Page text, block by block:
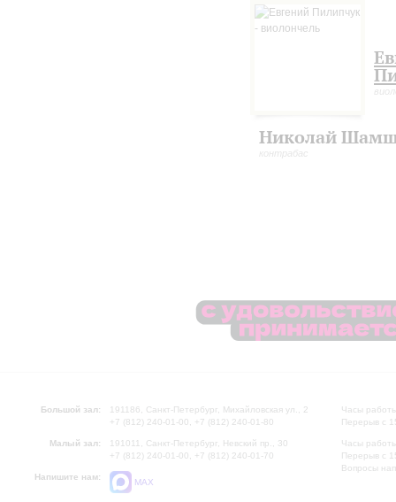
Николай
контрабас
Большой зал:
191186, Санкт-Петербург, Михайловская ул., 2
+7 (812) 240-01-00, +7 (812) 240-01-80
Малый зал:
191011, Санкт-Петербург, Невский пр., 30
+7 (812) 240-01-00, +7 (812) 240-01-70
Напишите нам:
MAX
Часы
Перерыв с
Часы
Перерыв с
Вопросы